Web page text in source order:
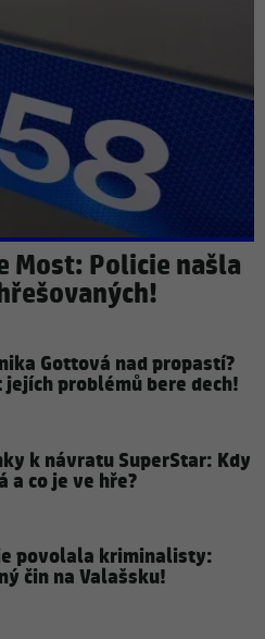
Most: Policie našla
Gottová nad propastí?
jejích problémů bere dech!
k návratu SuperStar: Kdy
a co je ve hře?
povolala kriminalisty:
čin na Valašsku!